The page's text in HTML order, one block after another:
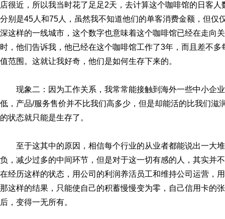
店很近，所以我当时花了足足2天，去计算这个咖啡馆的日客
分别是45人和75人，虽然我不知道他们的单客消费金额，但仅
深这样的一线城市，这个数字也意味着这个咖啡馆已经在走向
时，他们告诉我，他已经在这个咖啡馆工作了3年，而且差不
值范围。这就让我好奇，他们是如何生存下来的。
现象二：因为工作关系，我常常能接触到海外一些中小企
低，产品/服务售价并不比我们高多少，但是却能活的比我们滋
的状态就只能是生存了。
至于这其中的原因，相信每个行业的从业者都能说出一大
负，减少过多的中间环节，但是对于这一切有感的人，其实并
在经历这样的状态，用公司的利润养活员工和维持公司运营，
那这样的结果，只能使自己的积蓄慢慢变为零，自己信用卡的
后，变得一无所有。